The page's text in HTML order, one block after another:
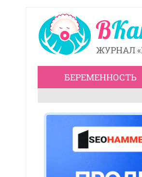
ЖУРНАЛ
БЕРЕМЕННОСТЬ